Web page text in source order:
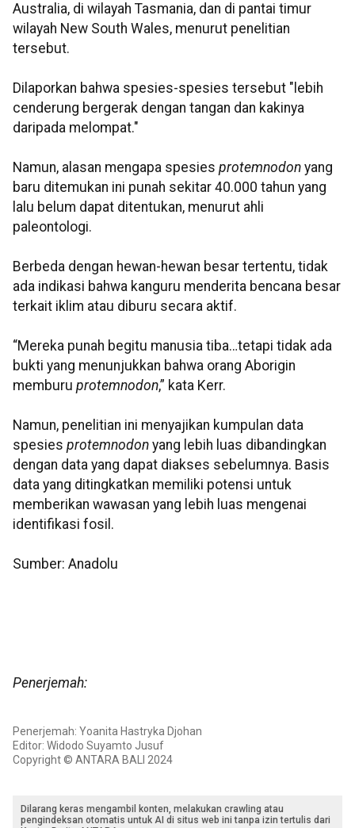
Australia, di wilayah Tasmania, dan di pantai timur
wilayah New South Wales, menurut penelitian
tersebut.
Dilaporkan bahwa spesies-spesies tersebut "lebih
cenderung bergerak dengan tangan dan kakinya
daripada melompat."
Namun, alasan mengapa spesies protemnodon yang
baru ditemukan ini punah sekitar 40.000 tahun yang
lalu belum dapat ditentukan, menurut ahli
paleontologi.
Berbeda dengan hewan-hewan besar tertentu, tidak
ada indikasi bahwa kanguru menderita bencana besar
terkait iklim atau diburu secara aktif.
“Mereka punah begitu manusia tiba…tetapi tidak ada
bukti yang menunjukkan bahwa orang Aborigin
memburu protemnodon,” kata Kerr.
Namun, penelitian ini menyajikan kumpulan data
spesies protemnodon yang lebih luas dibandingkan
dengan data yang dapat diakses sebelumnya. Basis
data yang ditingkatkan memiliki potensi untuk
memberikan wawasan yang lebih luas mengenai
identifikasi fosil.
Sumber: Anadolu
Penerjemah:
Penerjemah: Yoanita Hastryka Djohan
Editor: Widodo Suyamto Jusuf
Copyright © ANTARA BALI 2024
Dilarang keras mengambil konten, melakukan crawling atau
pengindeksan otomatis untuk AI di situs web ini tanpa izin tertulis dari